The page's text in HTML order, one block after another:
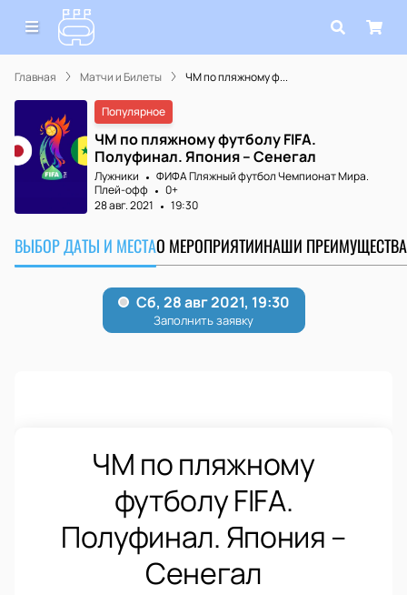
Главная Матчи и Билеты ЧМ по пляжному ф...
Популярное
ЧМ по пляжному футболу FIFA.
Полуфинал. Япония – Сенегал
Лужники
ФИФА Пляжный футбол Чемпионат Мира.
Плей-офф
0+
28 авг. 2021
19:30
ВЫБОР ДАТЫ И МЕСТАО МЕРОПРИЯТИИНАШИ ПРЕИМУЩЕСТВА
ЧМ по пляжному
футболу FIFA.
Полуфинал. Япония –
Сенегал